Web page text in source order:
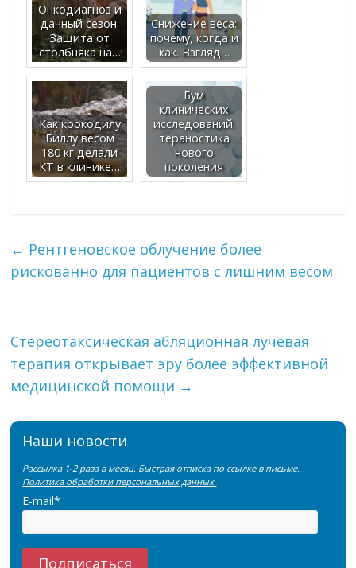
Онкодиагноз и
дачный сезон.
Защита от
столбняка на…
Снижение веса:
почему, когда и
как. Взгляд…
Как крокодилу
Биллу весом
180 кг делали
КТ в клинике…
Бум
клинических
исследований:
тераностика
нового
поколения
← Рентгеновское облучение более
рискованно для пациентов с лишним весом
Стереотаксическая абляционная лучевая
терапия открывает эру более эффективной
медицинской помощи →
Наши новости
Рассылка 1-2 раза в месяц. Быстрая отписка по ссылке в письме.
Политика обработки персональных данных.
E-mail*